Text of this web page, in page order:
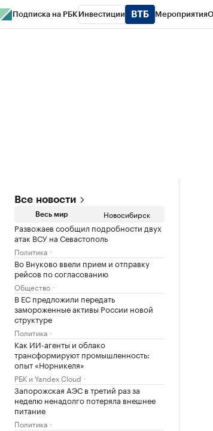
Подписка на РБК Инвестиции Мероприятия
Все новости
Весь мир Новосибирск
Развожаев сообщил подробности двух
атак ВСУ на Севастополь
Политика
Во Внуково ввели прием и отправку
рейсов по согласованию
Общество
В ЕС предложили передать
замороженные активы России новой
структуре
Политика
Как ИИ-агенты и облако
трансформируют промышленность:
опыт «Норникеля»
РБК и Yandex Cloud
Запорожская АЭС в третий раз за
неделю ненадолго потеряла внешнее
питание
Политика